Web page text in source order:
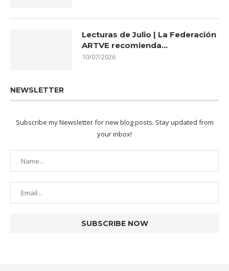
Lecturas de Julio | La Federación
ARTVE recomienda…
10/07/2026
NEWSLETTER
Subscribe my Newsletter for new blog posts. Stay updated from
your inbox!